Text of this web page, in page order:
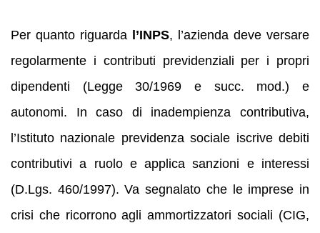
Per quanto riguarda l’INPS, l’azienda deve versare
regolarmente i contributi previdenziali per i propri
dipendenti (Legge 30/1969 e succ. mod.) e
autonomi. In caso di inadempienza contributiva,
l’Istituto nazionale previdenza sociale iscrive debiti
contributivi a ruolo e applica sanzioni e interessi
(D.Lgs. 460/1997). Va segnalato che le imprese in
crisi che ricorrono agli ammortizzatori sociali (CIG,